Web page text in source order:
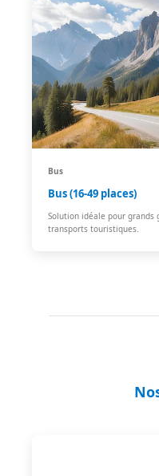
Bus
Bus (16-49 places)
Solution idéale pour grands
transports touristiques.